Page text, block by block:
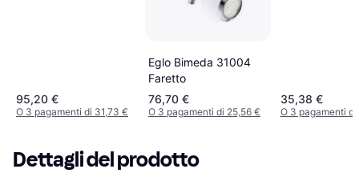
95,20 €
O 3 pagamenti di 31,73 €
Eglo Bimeda 31004
Faretto
76,70 €
O 3 pagamenti di 25,56 €
35,38 €
O 3 pagamenti di
Dettagli del prodotto